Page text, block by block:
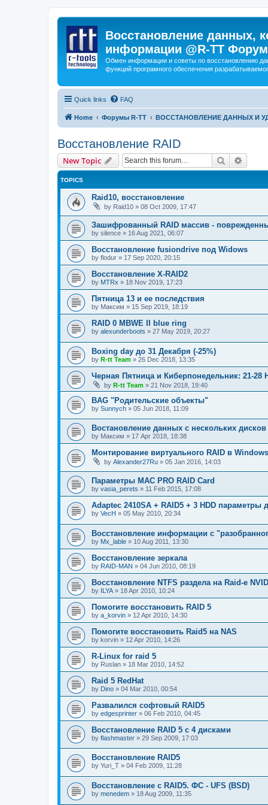
Восстановление данных,
информации @R-TT Форум
Обмен информации и советы по восстановлению
функций програмного обеспечения
Quick links FAQ
Home Форумы R-TT ВОССТАНОВЛЕНИЕ ДАННЫХ И
Восстановление RAID
New Topic Search
TOPICS
Raid10, восстановление
by Raid10 » 08 Oct 2009, 17:47
Зашифрованный RAID массив -
by silence » 16 Aug 2021, 06:07
Восстановление fusiondrive под Widows
by flodur » 17 Sep 2020, 20:15
Восстановление X-RAID2
by MTRx » 18 Nov 2019, 17:23
Пятница 13 и ее последствия
by Максим » 15 Sep 2019, 18:19
RAID 0 MBWE II blue ring
by alexunderboots » 27 May 2019, 20:27
Boxing day до 31 Декабря (-25%)
by R-tt Team » 26 Dec 2018, 13:35
Черная Пятница и Киберпонедельник: 21-28
by R-tt Team » 21 Nov 2018, 19:40
BAG "Родительские объекты"
by Sunnych » 05 Jun 2018, 11:09
Востановление данных с нескольких
by Максим » 17 Apr 2018, 18:38
Монтирование виртуального RAID в Windows
by Alexander27Ru » 05 Jan 2016, 14:03
Параметры МАС PRO RAID Card
by vasia_perets » 11 Feb 2015, 17:08
Adaptec 2410SA + RAID5 + 3 HDD параметры
by VecH » 05 May 2010, 20:34
Восстановление информации с
by Mx_lable » 10 Aug 2011, 13:30
Восстановление зеркала
by RAID-MAN » 04 Jun 2010, 08:19
Восстановление NTFS раздела на Raid-е
by ILYA » 18 Apr 2010, 10:24
Помогите восстановить RAID 5
by a_korvin » 12 Apr 2010, 14:30
Помогите восстановить Raid5 на NAS
by korvin » 12 Apr 2010, 14:26
R-Linux for raid 5
by Ruslan » 18 Mar 2010, 14:52
Raid 5 RedHat
by Dino » 04 Mar 2010, 00:54
Развалился софтовый RAID5
by edgesprinter » 06 Feb 2010, 04:45
Восстановление RAID 5 с 4 дисками
by flashmaster » 29 Sep 2009, 17:03
Восстановление RAID5
by Yuri_T » 04 Feb 2009, 11:28
Восстановление с RAID5. ФС - UFS (BSD)
by menedem » 18 Aug 2009, 11:35